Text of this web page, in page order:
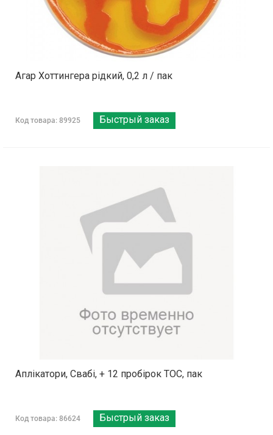
Агар Хоттингера рідкий, 0,2 л / пак
Код товара: 89925 Быстрый заказ
Аплікатори, Свабі, + 12 пробірок ТОС, пак
Код товара: 86624 Быстрый заказ